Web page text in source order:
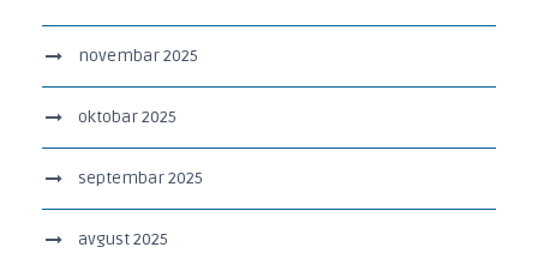
novembar 2025
oktobar 2025
septembar 2025
avgust 2025